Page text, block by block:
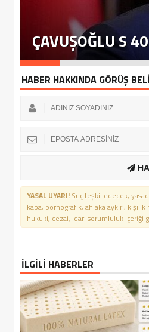
ÇAVUŞOĞLU S
HABER HAKKINDA GÖRÜŞ
YASAL UYARI! Suç teşkil edecek,
kaba, pornografik, ahlaka aykırı,
hukuki, cezai, idari sorumluluk içeriği
İLGİLİ HABERLER